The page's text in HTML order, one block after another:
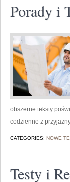
Porady i
obszerne teksty
codzienne z
CATEGORIES: NOWE
Testy i